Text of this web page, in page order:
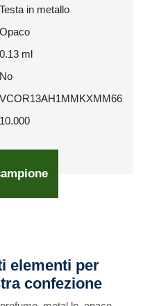
Testa in metallo
Opaco
0.13 ml
No
VCOR13AH1MMKXMM66
10.000
elementi per
confezione